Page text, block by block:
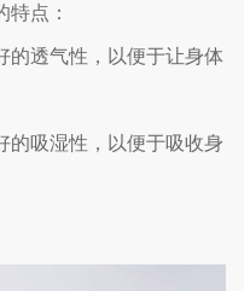
点：
的透气性，以便于让身体
的吸湿性，以便于吸收身